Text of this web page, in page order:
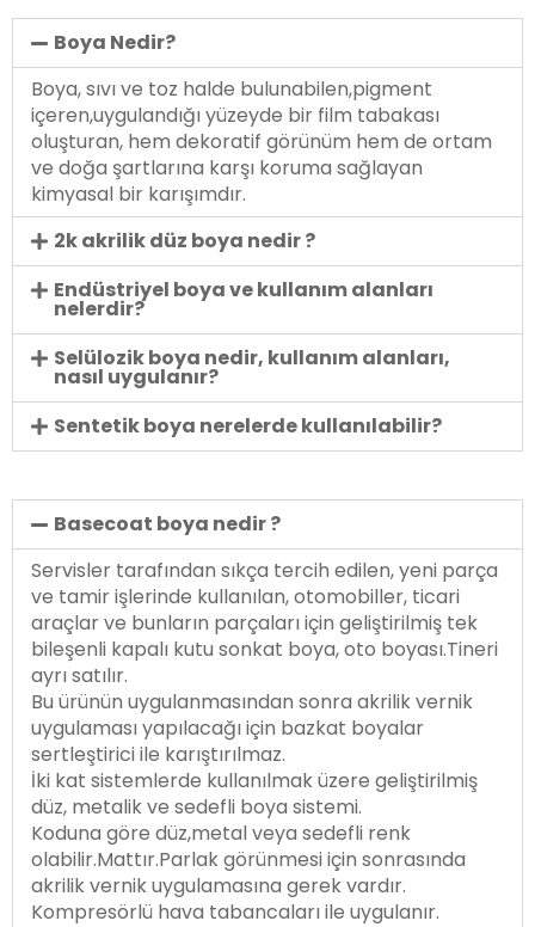
Boya Nedir?
Boya, sıvı ve toz halde bulunabilen,pigment
içeren,uygulandığı yüzeyde bir film tabakası
oluşturan, hem dekoratif görünüm hem de ortam
ve doğa şartlarına karşı koruma sağlayan
kimyasal bir karışımdır.
2k akrilik düz boya nedir ?
Endüstriyel boya ve kullanım alanları
nelerdir?
Selülozik boya nedir, kullanım alanları,
nasıl uygulanır?
Sentetik boya nerelerde kullanılabilir?
Basecoat boya nedir ?
Servisler tarafından sıkça tercih edilen, yeni parça
ve tamir işlerinde kullanılan, otomobiller, ticari
araçlar ve bunların parçaları için geliştirilmiş tek
bileşenli kapalı kutu sonkat boya, oto boyası.Tineri
ayrı satılır.
Bu ürünün uygulanmasından sonra akrilik vernik
uygulaması yapılacağı için bazkat boyalar
sertleştirici ile karıştırılmaz.
İki kat sistemlerde kullanılmak üzere geliştirilmiş
düz, metalik ve sedefli boya sistemi.
Koduna göre düz,metal veya sedefli renk
olabilir.Mattır.Parlak görünmesi için sonrasında
akrilik vernik uygulamasına gerek vardır.
Kompresörlü hava tabancaları ile uygulanır.